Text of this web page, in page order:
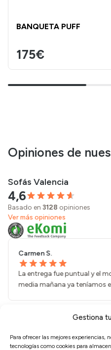
Gestiona
Para ofrecer las mejores experiencias,
tecnologías como cookies para
BANQUETA PUFF
175€
Opiniones de
Sofás Valencia
4,6
Basado en 3128 opiniones
Ver más opiniones
Carmen S.
La entrega fue puntual y el
media mañana ya teníamos